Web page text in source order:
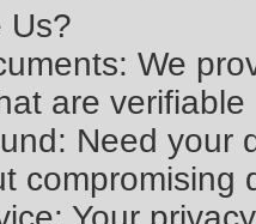
Us?
We
are
Need your
compromising